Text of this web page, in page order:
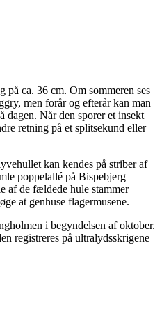
på ca. 36 cm. Om sommeren ses
men forår og efterår kan man
dagen. Når den sporer et insekt
retning på et splitsekund eller
kan kendes på striber af
poppelallé på Bispebjerg
af de fældede hule stammer
at genhuse flagermusene.
i begyndelsen af oktober.
registreres på ultralydsskrigene